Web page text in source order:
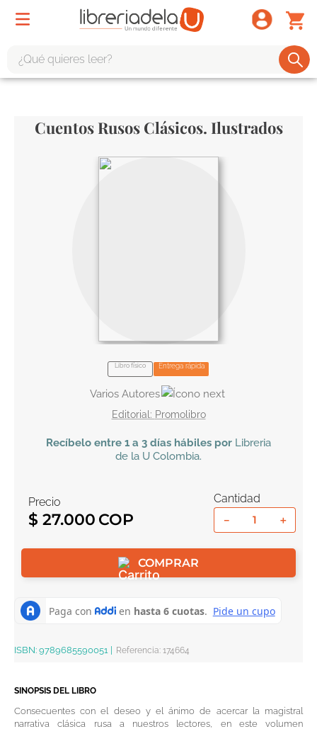
Cuentos Rusos Clásicos. Ilustrados
Libro físico Entrega rápida
Varios Autores
Promolibro
Recíbelo entre 1 a 3 días hábiles por Libreria
de la U Colombia.
Precio
$ 27.000
Cantidad
＋
－
COMPRAR
ISBN: 9789685590051 Referencia: 174664
SINOPSIS DEL LIBRO
Consecuentes con el deseo y el ánimo de acercar la magistral
narrativa clásica rusa a nuestros lectores, en este volumen
harry potter
book haven